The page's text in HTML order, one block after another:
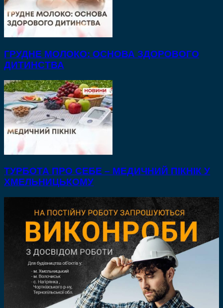
ГРУДНЕ МОЛОКО: ОСНОВА ЗДОРОВОГО
ДИТИНСТВА
ТУРБОТА ПРО СЕБЕ – МЕДИЧНИЙ ПІКНІК У
ХМЕЛЬНИЦЬКОМУ